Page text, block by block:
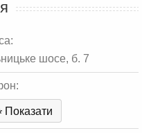
шосе, б. 7
Показати